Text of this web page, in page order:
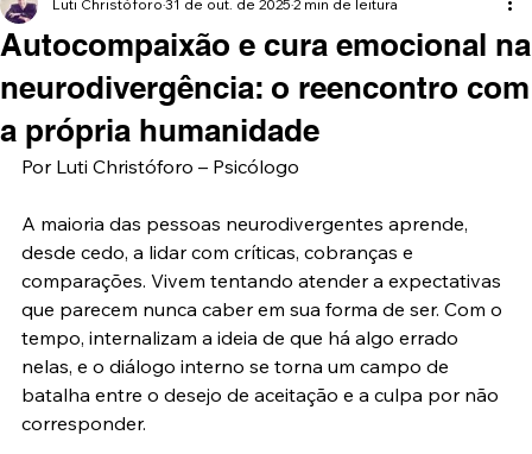
Autocompaixão e cura emocional na
neurodivergência: o reencontro com
a própria humanidade
Luti Christóforo 31 de out. de 2025 2 min de leitura
Por Luti Christóforo – Psicólogo
A maioria das pessoas neurodivergentes aprende,
desde cedo, a lidar com críticas, cobranças e
comparações. Vivem tentando atender a expectativas
que parecem nunca caber em sua forma de ser. Com o
tempo, internalizam a ideia de que há algo errado
nelas, e o diálogo interno se torna um campo de
batalha entre o desejo de aceitação e a culpa por não
corresponder.